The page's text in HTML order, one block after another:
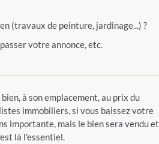
(travaux de peinture, jardinage...) ?
votre annonce, etc.
à son emplacement, au prix du
immobiliers, si vous baissez votre
importante, mais le bien sera vendu et
là l'essentiel.